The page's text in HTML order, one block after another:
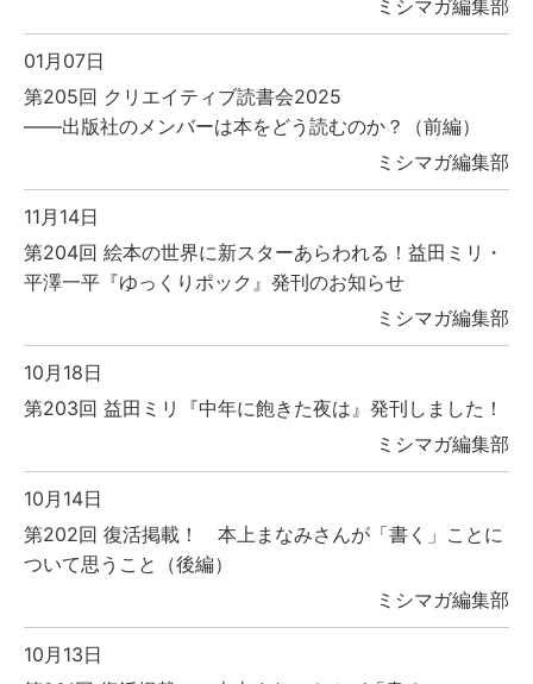
ミシマガ編集部
01月07日
第205回 クリエイティブ読書会2025
――出版社のメンバーは本をどう読むのか？（前編）
ミシマガ編集部
11月14日
第204回 絵本の世界に新スターあらわれる！益田ミリ・
平澤一平『ゆっくりポック』発刊のお知らせ
ミシマガ編集部
10月18日
第203回 益田ミリ『中年に飽きた夜は』発刊しました！
ミシマガ編集部
10月14日
第202回 復活掲載！ 本上まなみさんが「書く」ことに
ついて思うこと（後編）
ミシマガ編集部
10月13日